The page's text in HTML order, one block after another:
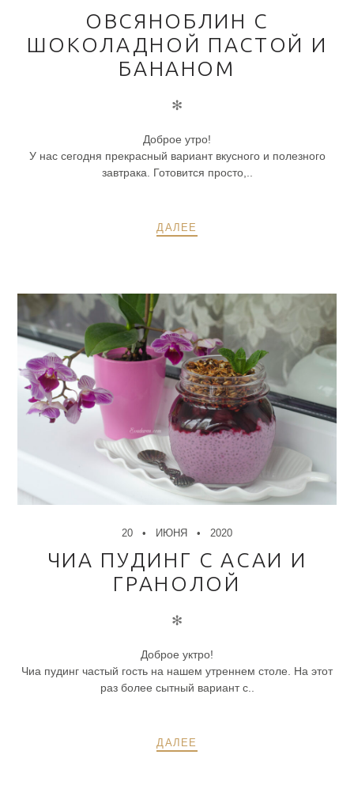
ОВСЯНОБЛИН С
ШОКОЛАДНОЙ ПАСТОЙ И
БАНАНОМ
✻
Доброе утро!
У нас сегодня прекрасный вариант вкусного и полезного
завтрака. Готовится просто,..
ДАЛЕЕ
20 ИЮНЯ 2020
ЧИА ПУДИНГ С АСАИ И
ГРАНОЛОЙ
✻
Доброе уктро!
Чиа пудинг частый гость на нашем утреннем столе. На этот
раз более сытный вариант с..
ДАЛЕЕ